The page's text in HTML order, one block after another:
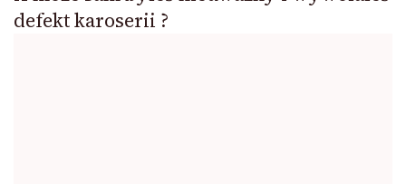
defekt karoserii ?